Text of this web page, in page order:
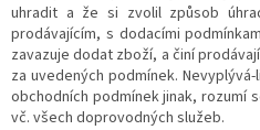
uhradit a že si zvolil způsob
prodávajícím, s dodacími
zavazuje dodat zboží, a činí
za uvedených podmínek.
obchodních podmínek jinak, rozumí
vč. všech doprovodných služeb.